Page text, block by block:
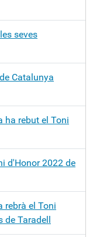
seves
Catalunya
ha rebut el Toni
d'Honor 2022 de
rebrà el Toni
de Taradell